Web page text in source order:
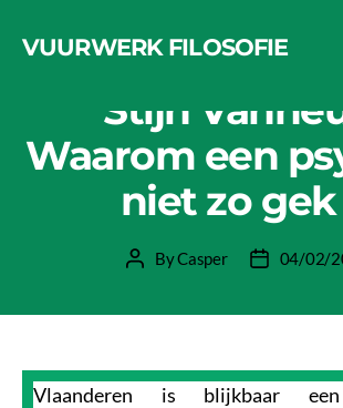
VUURWERK FILOSOFIECategories
LEESTIP
Stijn
Waarom een
niet zo gek
PostByCasper
Post04/02/
Vlaanderen is blijkbaar